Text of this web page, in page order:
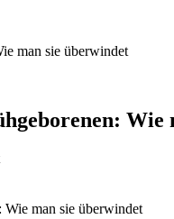
man sie überwindet
Wie